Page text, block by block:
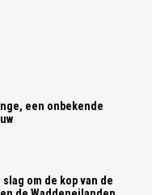
een onbekende
slag om de kop van de